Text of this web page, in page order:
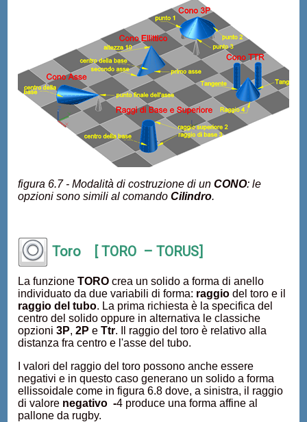
figura 6.7 - Modalità di costruzione di unCONO: le
opzioni sono simili al comandoCilindro.
Toro [ TORO – TORUS]
La funzioneTORO crea un solido a forma di anello
individuato da due variabili di forma: raggio del toro e il
raggio del tubo. La prima richiesta è la specifica del
centro del solido oppure in alternativa le classiche
opzioni3P,2P eTtr. Il raggio del toro è relativo alla
distanza fra centro e l'asse del tubo.
I valori del raggio del toro possono anche essere
negativi e in questo caso generano un solido a forma
ellissoidale come in figura 6.8 dove, a sinistra, il raggio
di valore negativo -4 produce una forma affine al
pallone da rugby.